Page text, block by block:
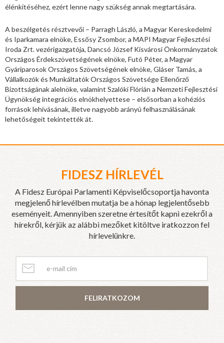
élénkítéséhez, ezért lenne nagy szükség annak megtartására.
A beszélgetés résztvevői – Parragh László, a Magyar Kereskedelmi
és Iparkamara elnöke, Essősy Zsombor, a MAPI Magyar Fejlesztési
Iroda Zrt. vezérigazgatója, Dancsó József Kisvárosi Önkormányzatok
Országos Érdekszövetségének elnöke, Futó Péter, a Magyar
Gyáriparosok Országos Szövetségének elnöke, Gláser Tamás, a
Vállalkozók és Munkáltatók Országos Szövetsége Ellenőrző
Bizottságának alelnöke, valamint Szalóki Flórián a Nemzeti Fejlesztési
Ügynökség integrációs elnökhelyettese – elsősorban a kohéziós
források lehívásának, illetve nagyobb arányú felhasználásának
lehetőségeit tekintették át.
FIDESZ HÍRLEVÉL
A Fidesz Európai Parlamenti Képviselőcsoportja havonta
megjelenő hírlevélben mutatja be a hónap legjelentősebb
eseményeit. Amennyiben szeretne értesítőt kapni ezekről a
hírekről, kérjük az alábbi mezőket kitöltve iratkozzon fel
hírlevelünkre.
FELIRATKOZOM